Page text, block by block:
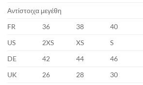
Αντίστοιχα μεγέθη
FR
36 38 40
US
2XS XS S
DE
42 44 46
UK
26 28 30